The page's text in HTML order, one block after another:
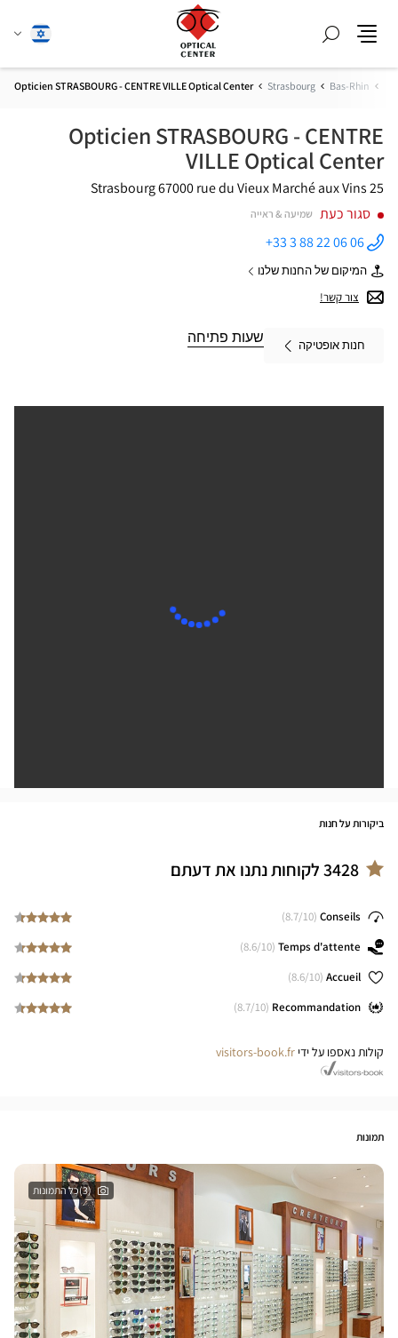
חפש
שנהעברית
Bas-Rhin
Strasbourg
Opticien STRASBOURG - CENTRE VILLE Optical Center
Opticien STRASBOURG - CENTRE
VILLE Optical Center
25 rue du Vieux Marché aux Vins
67000 Strasbourg
סגור כעת שמיעה & ראייה
התקשר
לחנות
Opticien
STRASBOURG
- CENTRE
Center ב
+33 3 88 22 06 06
המיקום של החנות שלנו של
Opticien
STRASBOURG
VILLE
צור קשר!
חנות אופטיקה
שעות פתיחה
ביקורות על חנות
3428לקוחות נתנו את דעתם
Conseils
(
8.7/10)
Temps d'attente
(
8.6/10)
Accueil
(
8.6/10)
Recommandation
(
8.7/10)
קולות נאספו על ידי visitors-book.fr
תמונות
(3)כל התמונות